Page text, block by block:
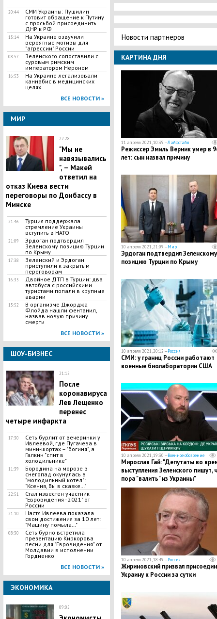
20:44
СМИ Украины: Пушилин
готовит обращение к Путину
с просьбой присоединить
ДНР к РФ
15:14
На Украине озвучили
вероятные мотивы для
"агрессии" России
08:57
Зеленского сопоставили с
суровым римским
императором Нероном
16:53
На Украине легализовали
каннабис в медицинских
целях
ВСЕ НОВОСТИ »
МИР
22:28
"Мы не
навязывались
", – Макей
ответил на
отказ Киева вести
переговоры по Донбассу в
Минске
21:46
Турция поддержала
стремление Украины
вступить в НАТО
21:09
Эрдоган подтвердил
Зеленскому позицию Турции
по Крыму
17:38
Зеленский и Эрдоган
приступили к закрытым
переговорам
16:35
Двойное ДТП в Турции: два
автобуса с российскими
туристами попали в крупные
аварии
15:52
В организме Джорджа
Флойда нашли фентанил,
назвав новую причину
смерти
ВСЕ НОВОСТИ »
ШОУ-БИЗНЕС
21:15
После
коронавируса
Лев Лещенко
перенес
четыре инфаркта
17:30
Сеть бурлит от вечеринки у
Ивлеевой, где Пугачева в
мини-шортах – "богиня", а
Галкин "спит в
холодильнике"
11:39
Бородина на морозе в
снегопад окунулась в
"молодильный котел":
"Ксения, Вы в сказке…"
22:51
Стал известен участник
"Евровидения - 2021" от
России
21:10
Настя Ивлеева показала
свои достижения за 10 лет:
"Машину помыла…"
08:30
Сеть бурно встретила
презентацию Киркорова
песни для "Евровидения" от
Молдавии в исполнении
Гордиенко
ВСЕ НОВОСТИ »
ЭКОНОМИКА
09:05
Новости партнеров
КАРТИНА ДНЯ
11 апреля 2021, 10:39 —Лайфстайл
Режиссер Эмиль Верник умер в
лет: сын назвал причину
10 апреля 2021, 21:09 —Мир
Эрдоган подтвердил Зеленскому
позицию Турции по Крыму
10 апреля 2021, 20:12 —Россия
СМИ: у границ России работают
военные биолаборатории США
10 апреля 2021, 19:30 —Военное обозрение
Мирослав Гай: "Депутаты во
выступления Зеленского пишут,
пора "валить" из Украины"
10 апреля 2021, 18:49 —Россия
Жириновский призвал
Украину к России за сутки